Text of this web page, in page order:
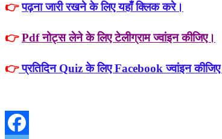
👉पढ़ना जारी रखने के लिए यहाँ क्लिक करे।
👉Pdf नोट्स लेने के लिए टेलीग्राम ज्वांइन कीजिए।
👉प्रतिदिन Quiz के लिए Facebook ज्वांइन